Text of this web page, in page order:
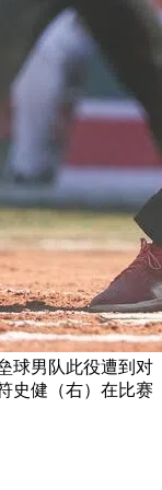
球男队此役遭到对
史健（右）在比赛